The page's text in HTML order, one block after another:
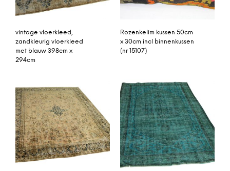
vintage vloerkleed,
zandkleurig vloerkleed
met blauw 398cm x
294cm
Rozenkelim kussen 50cm
x 30cm incl binnenkussen
(nr 15107)